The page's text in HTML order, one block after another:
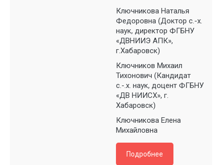
Ключникова Наталья
Федоровна (Доктор с.-х.
наук, директор ФГБНУ
«ДВНИИЭ АПК»,
г.Хабаровск)
Ключников Михаил
Тихонович (Кандидат
с.-.х. наук, доцент ФГБНУ
«ДВ НИИСХ», г.
Хабаровск)
Ключникова Елена
Михайловна
Подробнее